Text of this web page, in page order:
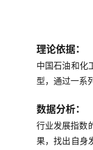
理论依据：
中国石油和化
型，通过一系
数据分析：
行业发展指数
果，找出自身